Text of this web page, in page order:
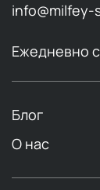
info@milfey-
Ежедневно
Блог
О нас